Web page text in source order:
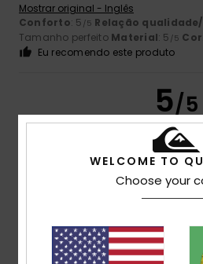
Mostrar original - Inglês
Conforto: 5 /5 Relação
Tamanho perfeito Material: 5 /5 Cor
Eu recomendo este produto
5/5
16. Julho 2026
Tamanho perfeitoMaterial: 5
Eu recomendo este produto
WELCOME TO
Choose your